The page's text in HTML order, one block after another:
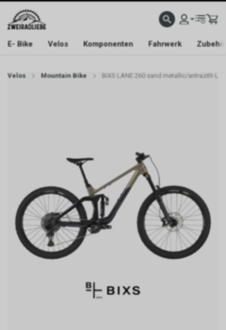
E- Bike Velos Komponenten Fahrwerk
Velos Mountain Bike BiXS LANE 260 sand metallic/antrazith L